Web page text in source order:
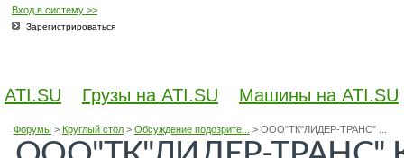
Вход в систему >>
Зарегистрироваться
ATI.SU Грузы на ATI.SU Машины на ATI.SU
Форумы> Круглый стол> Обсуждение подозрите... > ООО"ТК"ЛИДЕР-ТРАНС" ...